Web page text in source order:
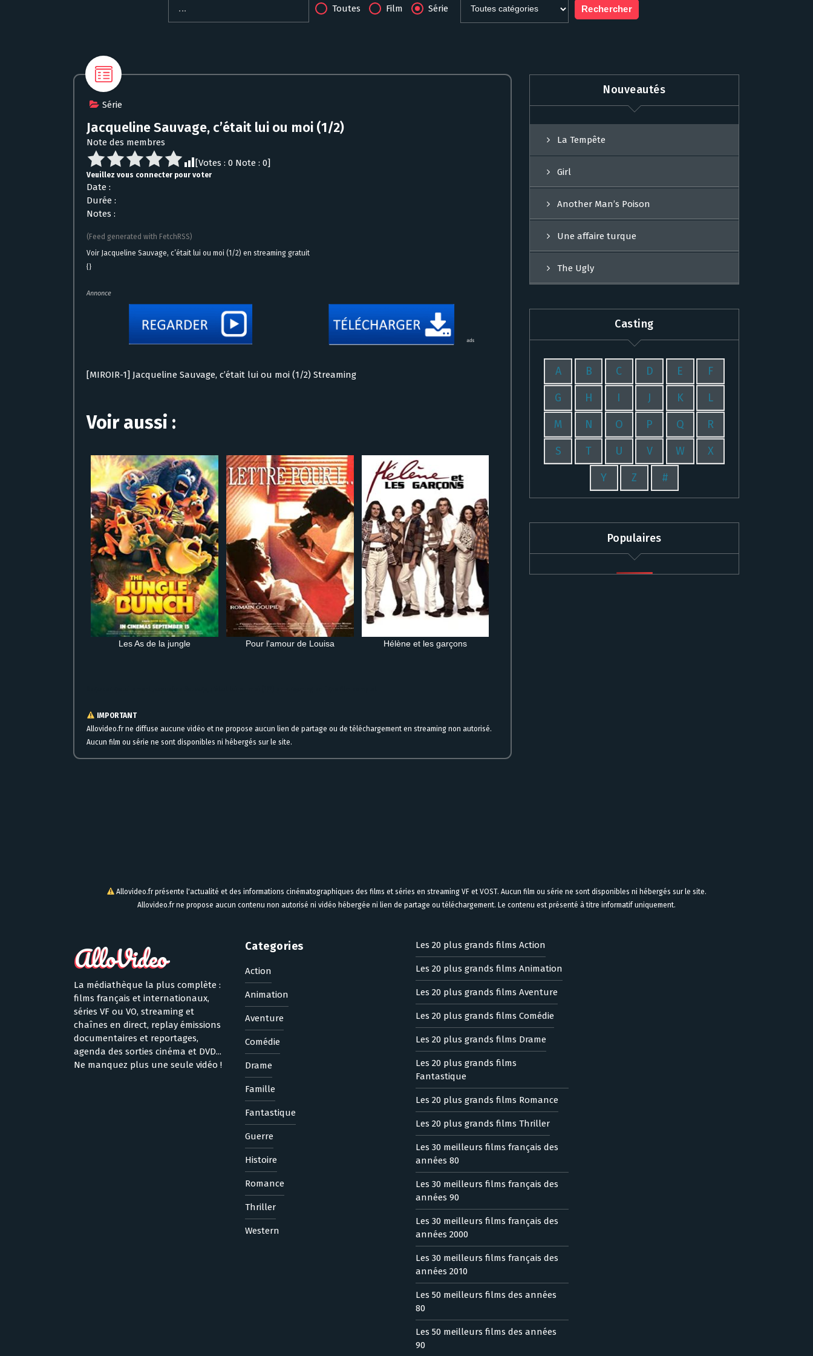
Toutes Film Série
Série
Jacqueline Sauvage, c’était lui ou moi (1/2)
Note des membres
[Votes : 0 Note : 0]
Veuillez vous connecter pour voter
Date :
Durée :
Notes :
(Feed generated with FetchRSS)
Voir Jacqueline Sauvage, c’était lui ou moi (1/2) en streaming gratuit
{}
Annonce
[MIROIR-1] Jacqueline Sauvage, c’était lui ou moi (1/2) Streaming
Voir aussi :
Les As de la jungle Pour l'amour de Louisa Hélène et les garçons
IMPORTANT
Allovideo.fr ne diffuse aucune vidéo et ne propose aucun lien de partage ou de téléchargement en streaming non autorisé.
Aucun film ou série ne sont disponibles ni hébergés sur le site.
Nouveautés
La Tempête
Girl
Another Man’s Poison
Une affaire turque
The Ugly
Casting
A B C D E F
G H I J K L
M N O P Q R
S T U V W X
Y Z #
Populaires
Allovideo.fr présente l'actualité et des informations cinématographiques des films et séries en streaming VF et VOST. Aucun film ou série ne sont disponibles ni hébergés sur le site.
Allovideo.fr ne propose aucun contenu non autorisé ni vidéo hébergée ni lien de partage ou téléchargement. Le contenu est présenté à titre informatif uniquement.
La médiathèque la plus complète :
films français et internationaux,
séries VF ou VO, streaming et
chaînes en direct, replay émissions
documentaires et reportages,
agenda des sorties cinéma et DVD...
Ne manquez plus une seule vidéo !
Categories
Action
Animation
Aventure
Comédie
Drame
Famille
Fantastique
Guerre
Histoire
Romance
Thriller
Western
Les 20 plus grands films Action
Les 20 plus grands films Animation
Les 20 plus grands films Aventure
Les 20 plus grands films Comédie
Les 20 plus grands films Drame
Les 20 plus grands films
Fantastique
Les 20 plus grands films Romance
Les 20 plus grands films Thriller
Les 30 meilleurs films français des
années 80
Les 30 meilleurs films français des
années 90
Les 30 meilleurs films français des
années 2000
Les 30 meilleurs films français des
années 2010
Les 50 meilleurs films des années
80
Les 50 meilleurs films des années
90